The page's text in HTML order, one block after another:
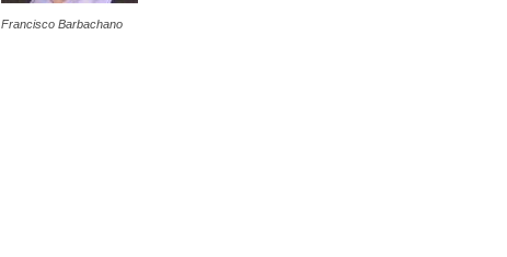
Francisco Barbachano